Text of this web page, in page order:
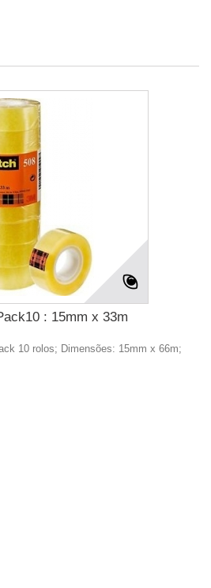
: 15mm x 33m
10 rolos; Dimensões: 15mm x 66m;